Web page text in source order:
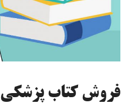
فروش کتاب پزشکی